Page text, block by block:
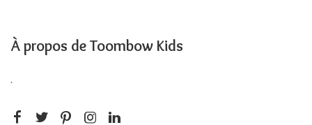
À propos de Toombow Kids
.